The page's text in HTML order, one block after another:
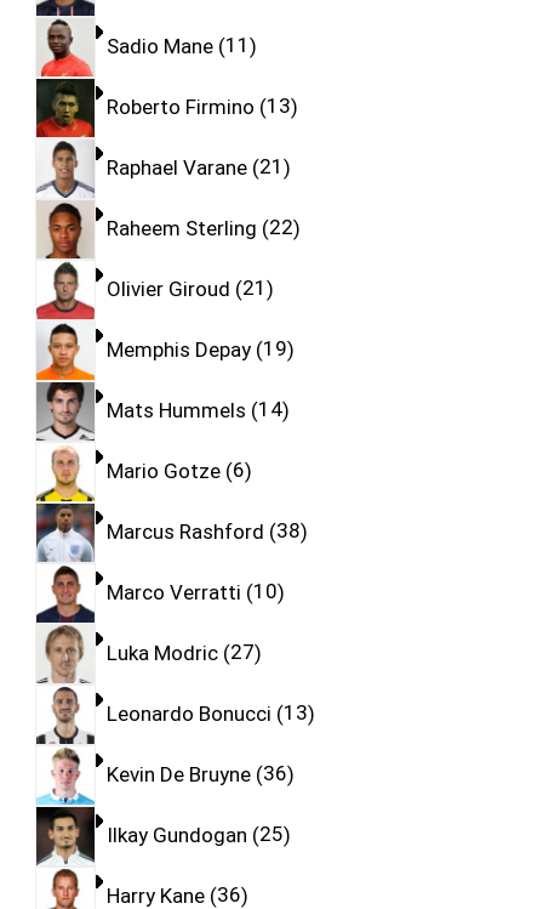
Sadio Mane 11
Roberto Firmino 13
Raphael Varane 21
Raheem Sterling 22
Olivier Giroud 21
Memphis Depay 19
Mats Hummels 14
Mario Gotze 6
Marcus Rashford 38
Marco Verratti 10
Luka Modric 27
Leonardo Bonucci 13
Kevin De Bruyne 36
Ilkay Gundogan 25
Harry Kane 36